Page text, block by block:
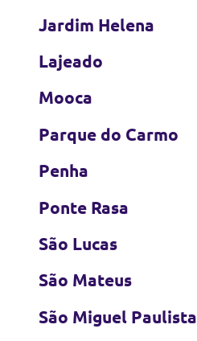
Jardim Helena
Lajeado
Mooca
Parque do Carmo
Penha
Ponte Rasa
São Lucas
São Mateus
São Miguel Paulista